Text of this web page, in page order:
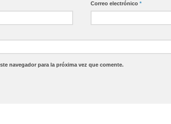
Correo electrónico*
navegador para la próxima vez que comente.